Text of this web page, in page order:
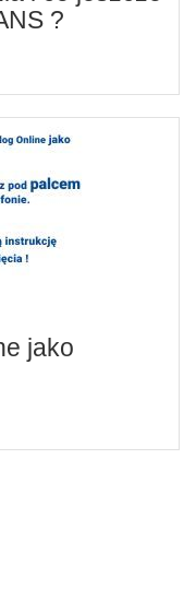
?
jako